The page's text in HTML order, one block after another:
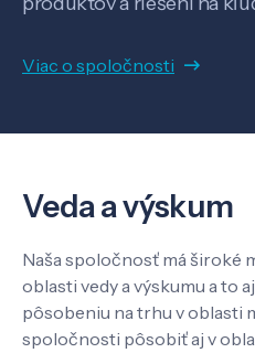
SK
Viac o spoločnosti
Veda a výskum
Naša spoločnosť má široké
oblasti vedy a výskumu a to
pôsobeniu na trhu v oblasti
spoločnosti pôsobiť aj v